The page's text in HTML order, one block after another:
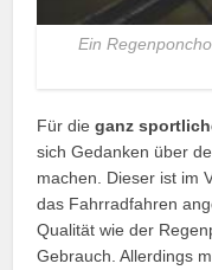
Ein
Für dieganz
sich Gedanken über
machen. Dieser ist im
das Fahrradfahren
Qualität wie der
Gebrauch. Allerdings